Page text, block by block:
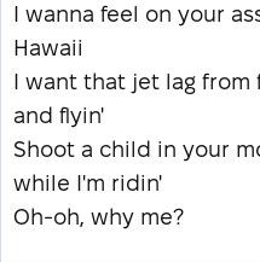
I wanna feel on your
Hawaii
I want that jet lag from
and flyin'
Shoot a child in your
while I'm ridin'
Oh-oh, why me?